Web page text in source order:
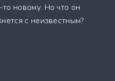
новому. Но что он
с неизвестным?